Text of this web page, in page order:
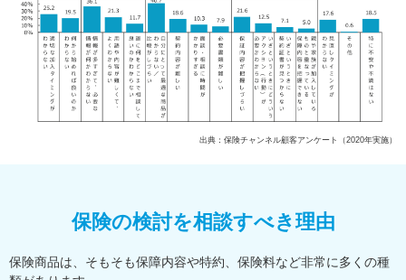
出典：保険チャンネル顧客アンケート（2020年実施）
保険の検討を相談すべき理由
保険商品は、そもそも保障内容や特約、保険料など非常に多くの種